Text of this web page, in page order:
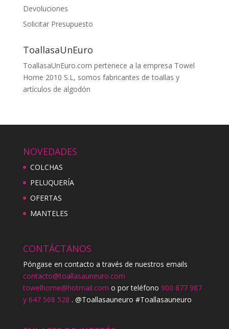
Devoluciones
Solicitar Presupuesto
ToallasaUnEuro
ToallasaUnEuro.com pertenece a la empresa Towel
Home 2010 S.L, somos fabricantes de toallas y
artículos de algodón
NOVEDADES
COLCHAS
PELUQUERÍA
OFERTAS
MANTELES
CONTÁCTANOS
Póngase en contacto a través de nuestros emails
contacto@toallasauneuro.com
towelhome@hotmail.com o por teléfono 900 877 987
y 647 568 528 . @Toallasauneuro #Toallasauneuro